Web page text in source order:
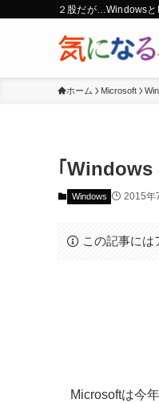
２股だが…Windows
ホーム Microsoft
｢Windows
Windows 2015年
この記事には
Microsoftは今